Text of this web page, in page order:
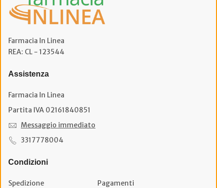
Farmacia In Linea
REA: CL - 123544
Assistenza
Farmacia In Linea
Partita IVA 02161840851
Messaggio immediato
3317778004
Condizioni
Spedizione
Pagamenti